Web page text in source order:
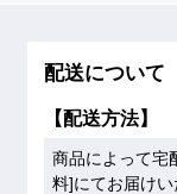
配送について
【配送方法】
商品によって宅
料]にてお届けい